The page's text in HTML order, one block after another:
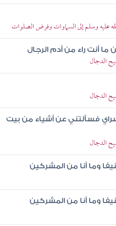
عليه وسلم إلى السماوات وفرض الصلوات
ما أنت راء من أدم الرجال
الدجال
الدجال
فسألتني عن أشياء من بيت
الدجال
وما أنا من المشركين
وما أنا من المشركين